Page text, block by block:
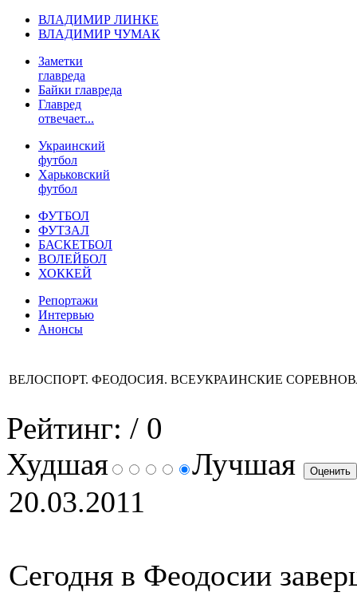
ВЛАДИМИР ЛИНКЕ
ВЛАДИМИР ЧУМАК
Заметки
главреда
Байки главреда
Главред
отвечает...
Украинский
футбол
Харьковский
футбол
ФУТБОЛ
ФУТЗАЛ
БАСКЕТБОЛ
ВОЛЕЙБОЛ
ХОККЕЙ
Репортажи
Интервью
Анонсы
ВЕЛОСПОРТ. ФЕОДОСИЯ. ВСЕУКРАИНСКИЕ
Рейтинг: / 0
Худшая
Лучшая
20.03.2011
Сегодня в Феодосии